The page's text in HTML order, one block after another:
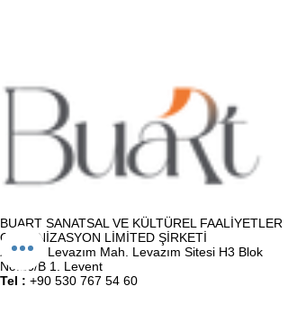
BUART SANATSAL VE KÜLTÜREL FAALİYETLER
ORGANİZASYON LİMİTED ŞİRKETİ
Adres :
Levazım Mah. Levazım Sitesi H3 Blok
No:16/B 1. Levent
Tel : +90 530 767 54 60